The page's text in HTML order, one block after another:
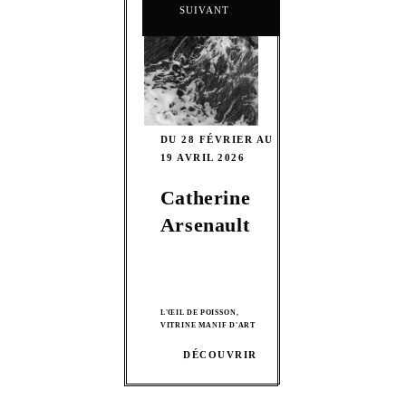
SUIVANT
DU 28 FÉVRIER AU
19 AVRIL 2026
Catherine
Arsenault
L'ŒIL DE POISSON,
VITRINE MANIF D'ART
DÉCOUVRIR